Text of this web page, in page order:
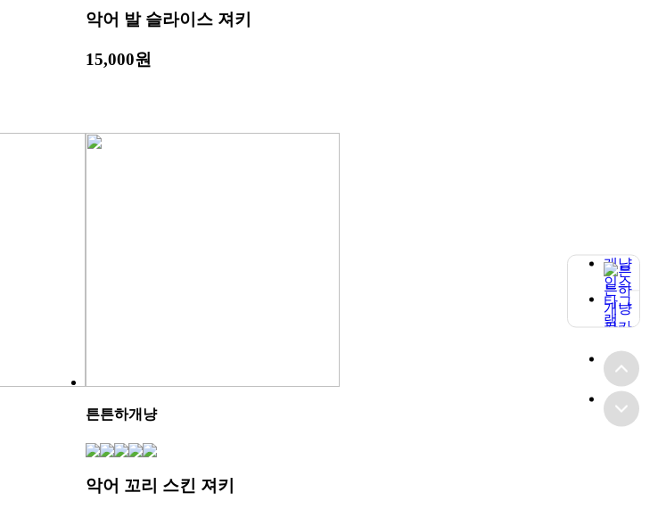
악어 발 슬라이스 져키
15,000원
튼튼하개냥
악어 꼬리 스킨 져키